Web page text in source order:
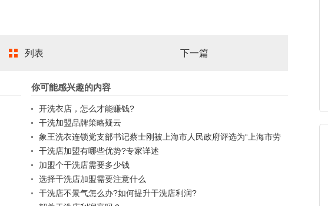
列表 下一篇
你可能感兴趣的内容
开洗衣店，怎么才能赚钱?
干洗加盟品牌策略疑云
象王洗衣连锁党支部书记蔡士刚被上海市人民政府评选为“上海市劳
动模范”
干洗店加盟有哪些优势?专家详述
加盟个干洗店需要多少钱
选择干洗店加盟需要注意什么
干洗店不景气怎么办?如何提升干洗店利润?